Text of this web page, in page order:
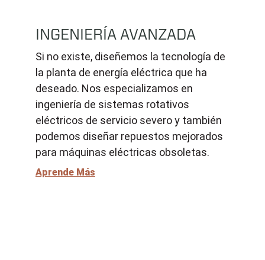
INGENIERÍA AVANZADA
Si no existe, diseñemos la tecnología de
la planta de energía eléctrica que ha
deseado. Nos especializamos en
ingeniería de sistemas rotativos
eléctricos de servicio severo y también
podemos diseñar repuestos mejorados
para máquinas eléctricas obsoletas.
Aprende Más